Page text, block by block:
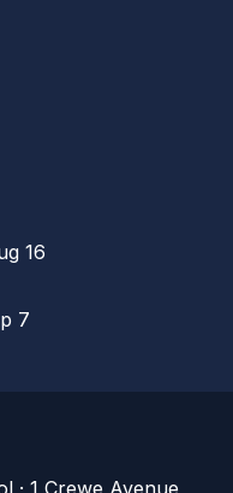
16
7
1 Crewe Avenue,